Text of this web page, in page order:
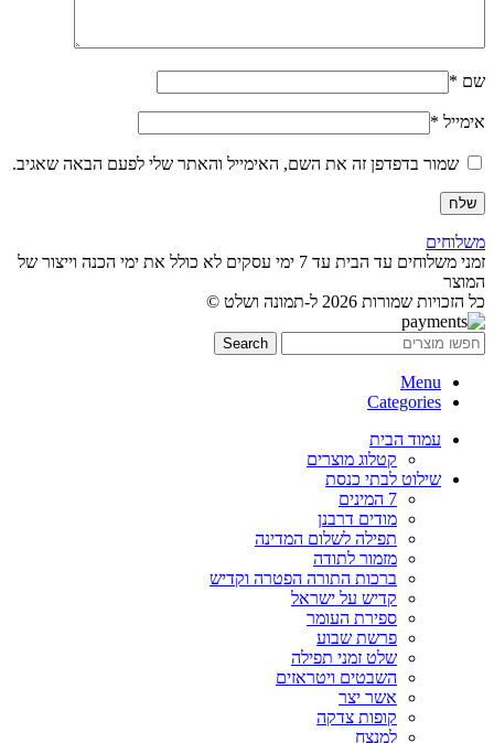
שם *
אימייל *
שמור בדפדפן זה את השם, האימייל והאתר שלי לפעם הבאה שאגיב.
משלוחים
זמני משלוחים עד הבית עד 7 ימי עסקים לא כולל את ימי הכנה וייצור של
המוצר
כל הזכויות שמורות 2026 ל-תמונה ושלט ©
Search
Menu
Categories
עמוד הבית
קטלוג מוצרים
שילוט לבתי כנסת
7 המינים
מודים דרבנן
תפילה לשלום המדינה
מזמור לתודה
ברכות התורה הפטרה וקדיש
קדיש על ישראל
ספירת העומר
פרשת שבוע
שלט זמני תפילה
השבטים ויטראזים
אשר יצר
קופות צדקה
למנצח